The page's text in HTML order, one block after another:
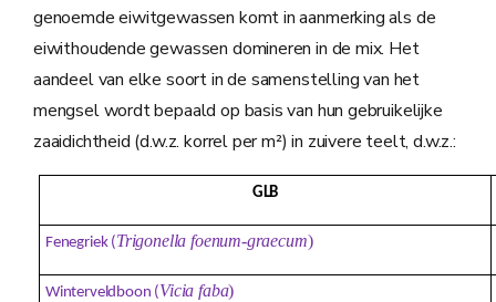
genoemde eiwitgewassen komt in aanmerking als de
eiwithoudende gewassen domineren in de mix. Het
aandeel van elke soort in de samenstelling van het
mengsel wordt bepaald op basis van hun gebruikelijke
zaaidichtheid (d.w.z. korrel per m²) in zuivere teelt, d.w.z.:
GLB
Fenegriek (Trigonella foenum-graecum)
Winterveldboon (Vicia faba)